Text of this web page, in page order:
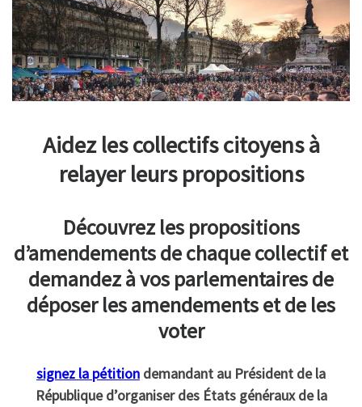
Aidez les collectifs citoyens à
relayer leurs propositions
Découvrez les propositions
d’amendements de chaque collectif et
demandez à vos parlementaires de
déposer les amendements et de les
voter
signez la pétition demandant au Président de la
République d’organiser des États généraux de la